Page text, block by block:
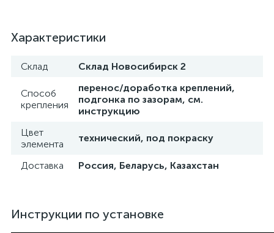
Характеристики
Склад Склад Новосибирск 2
Способ
крепления
перенос/доработка креплений,
подгонка по зазорам, см.
инструкцию
Цвет
элемента
технический, под покраску
Доставка Россия, Беларусь, Казахстан
Инструкции по установке